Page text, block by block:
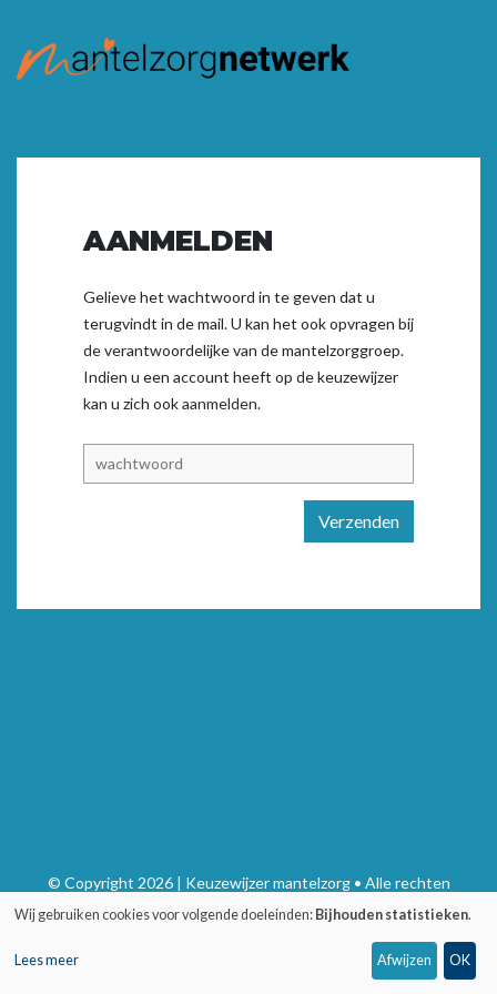
AANMELDEN
Gelieve het wachtwoord in te geven dat u
terugvindt in de mail. U kan het ook opvragen bij
de verantwoordelijke van de mantelzorggroep.
Indien u een account heeft op de keuzewijzer
kan u zich ookaanmelden.
Verzenden
© Copyright 2026 | Keuzewijzer mantelzorg • Alle rechten
voorbehouden
Wij gebruiken cookies voor volgende doeleinden: Bijhouden statistieken.
Lees meer Afwijzen OK